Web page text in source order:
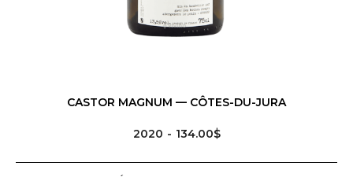
CASTOR MAGNUM — CÔTES-DU-JURA
2020 134.00$